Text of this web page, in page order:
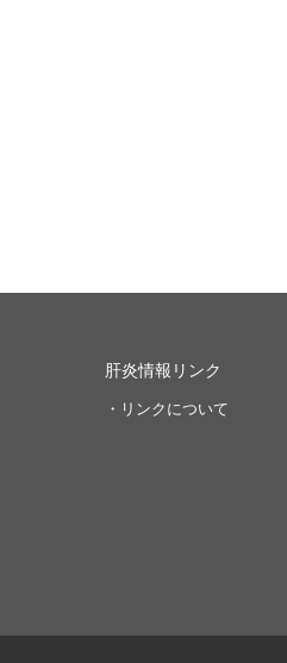
肝炎情報リンク
・リンクについて